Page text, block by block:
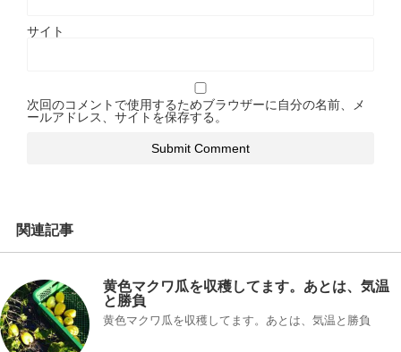
サイト
次回のコメントで使用するためブラウザーに自分の名前、メ
ールアドレス、サイトを保存する。
関連記事
黄色マクワ瓜を収穫してます。あとは、気温
と勝負
黄色マクワ瓜を収穫してます。あとは、気温と勝負